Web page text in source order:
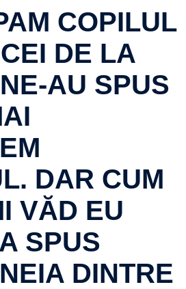
COPILUL
DE LA
AU SPUS
DAR CUM
VĂD EU
SPUS
DINTRE